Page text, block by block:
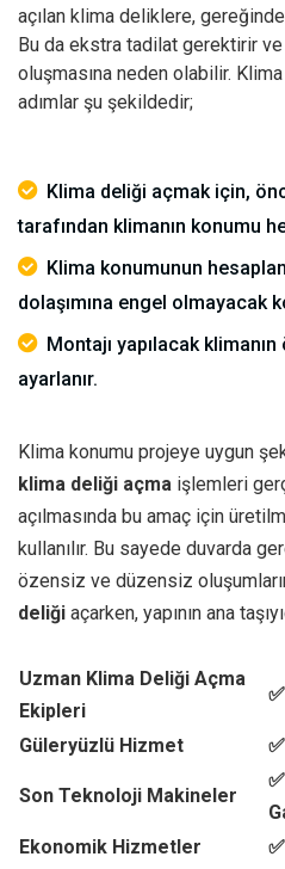
açılan klima deliklere,
Bu da ekstra tadilat gerektirir
oluşmasına neden olabilir.
adımlar şu şekildedir;
Klima deliği açmak için,
tarafından klimanın konumu
Klima konumunun
dolaşımına engel olmayacak
Montajı yapılacak
ayarlanır.
Klima konumu projeye uygun
klima deliği açma işlemleri
açılmasında bu amaç için
kullanılır. Bu sayede duvarda
özensiz ve düzensiz
deliği açarken, yapının ana
Uzman Klima Deliği Açma
Ekipleri
Güleryüzlü Hizmet
Son Teknoloji Makineler
Ekonomik Hizmetler